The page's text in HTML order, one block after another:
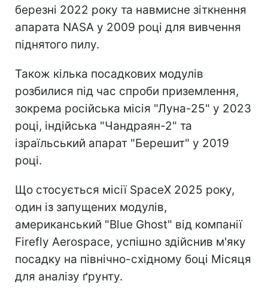
березні 2022 року та навмисне зіткнення
апарата NASA у 2009 році для вивчення
піднятого пилу.
Також кілька посадкових модулів
розбилися під час спроби приземлення,
зокрема російська місія "Луна-25" у 2023
році, індійська "Чандраян-2" та
ізраїльський апарат "Берешит" у 2019
році.
Що стосується місії SpaceX 2025 року,
один із запущених модулів,
американський "Blue Ghost" від компанії
Firefly Aerospace, успішно здійснив м'яку
посадку на північно-східному боці Місяця
для аналізу ґрунту.